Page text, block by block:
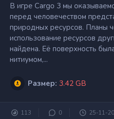
В игре Cargo 3 мы
перед человечеством
природных ресурсов. Планы
использование ресурсов
найдена. Её поверхность
нитиумом,...
Размер: 3.42 GB
113 0 25-11-